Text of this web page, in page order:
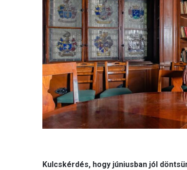
Kulcskérdés, hogy júniusban jól